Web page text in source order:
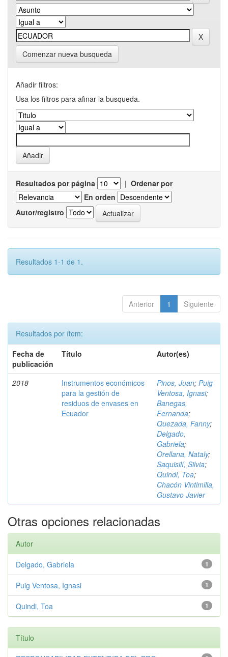
Comenzar nueva busqueda
Añadir filtros:
Usa los filtros para afinar la busqueda.
Resultados por página | Ordenar por
En orden
Autor/registro
Resultados 1-1 de 1.
Anterior 1 Siguiente
Resultados por ítem:
Fecha de
publicación
Título Autor(es)
2018
Instrumentos económicos
para la gestión de
residuos de envases en
Ecuador
Pinos, Juan; Puig
Ventosa, Ignasi;
Banegas,
Fernanda;
Quezada, Fanny;
Delgado,
Gabriela;
Orellana, Nataly;
Saquisilí, Silvia;
Quindi, Toa;
Chacón Vintimilla,
Gustavo Javier
Otras opciones relacionadas
Autor
1
Delgado, Gabriela
1
Puig Ventosa, Ignasi
1
Quindi, Toa
Título